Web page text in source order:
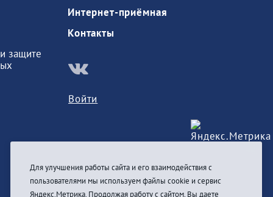
защите
Интернет-приёмная
Контакты
Войти
Для улучшения работы сайта и его взаимодействия с
пользователями мы используем файлы cookie и сервис
Яндекс.Метрика. Продолжая работу с сайтом, Вы даете